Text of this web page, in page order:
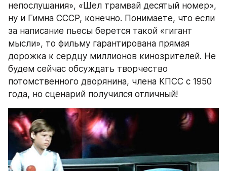
непослушания», «Шел трамвай десятый номер»,
ну и Гимна СССР, конечно. Понимаете, что если
за написание пьесы берется такой «гигант
мысли», то фильму гарантирована прямая
дорожка к сердцу миллионов кинозрителей. Не
будем сейчас обсуждать творчество
потомственного дворянина, члена КПСС с 1950
года, но сценарий получился отличный!